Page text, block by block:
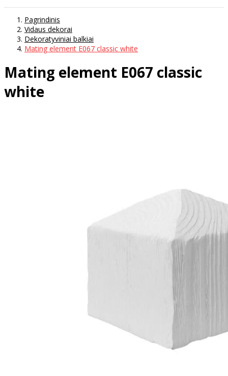
Pagrindinis
Vidaus dekorai
Dekoratyviniai balkiai
Mating element E067 classic white
Mating element E067 classic
white